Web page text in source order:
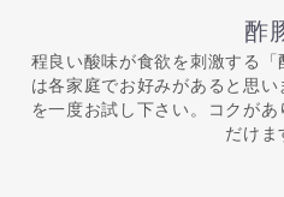
酢
程良い酸味が食欲を刺激する
は各家庭でお好みがあると思い
を一度お試し下さい。コクが
だけま